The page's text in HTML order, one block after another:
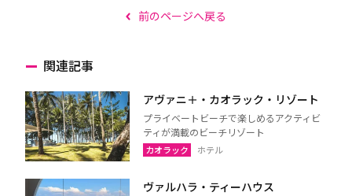
前のページへ戻る
関連記事
アヴァニ＋・カオラック・リゾート
プライベートビーチで楽しめるアクティビ
ティが満載のビーチリゾート
カオラック ホテル
ヴァルハラ・ティーハウス